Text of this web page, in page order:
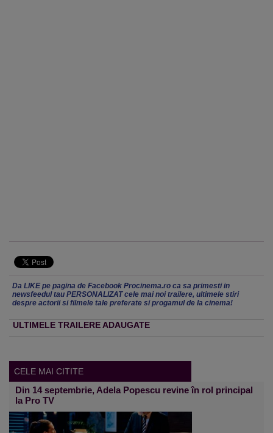
Da LIKE pe pagina de Facebook Procinema.ro ca sa primesti in
newsfeedul tau PERSONALIZAT cele mai noi trailere, ultimele stiri
despre actorii si filmele tale preferate si progamul de la cinema!
ULTIMELE TRAILERE ADAUGATE
CELE MAI CITITE
Din 14 septembrie, Adela Popescu revine în rol principal
la Pro TV